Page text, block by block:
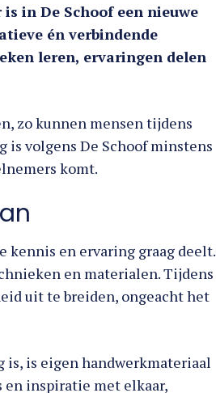
is in De Schoof een nieuwe
én verbindende
leren, ervaringen delen
zo kunnen mensen tijdens
is volgens De Schoof minstens
komt.
en ervaring graag deelt.
en materialen. Tijdens
uit te breiden, ongeacht het
is, is eigen handwerkmateriaal
en inspiratie met elkaar,